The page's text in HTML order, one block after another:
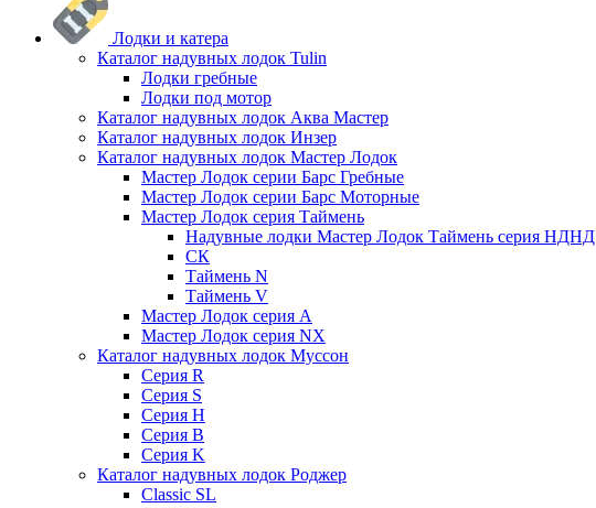
Лодки и катера
Каталог надувных лодок Tulin
Лодки гребные
Лодки под мотор
Каталог надувных лодок Аква Мастер
Каталог надувных лодок Инзер
Каталог надувных лодок Мастер Лодок
Мастер Лодок серии Барс Гребные
Мастер Лодок серии Барс Моторные
Мастер Лодок серия Таймень
Надувные лодки Мастер Лодок Таймень серия НДНД
СК
Таймень N
Таймень V
Мастер Лодок серия А
Мастер Лодок серия NX
Каталог надувных лодок Муссон
Серия R
Серия S
Серия H
Серия B
Серия K
Каталог надувных лодок Роджер
Classic SL